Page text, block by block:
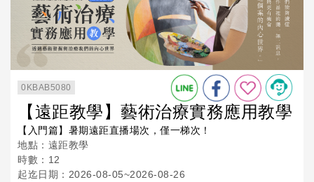
0KBAB5080
【遠距教學】藝術治療實務應用教學
【入門篇】暑期遠距直播場次，僅一梯次！
地點：遠距教學
時數：12
起迄日期：2026-08-05~2026-08-26